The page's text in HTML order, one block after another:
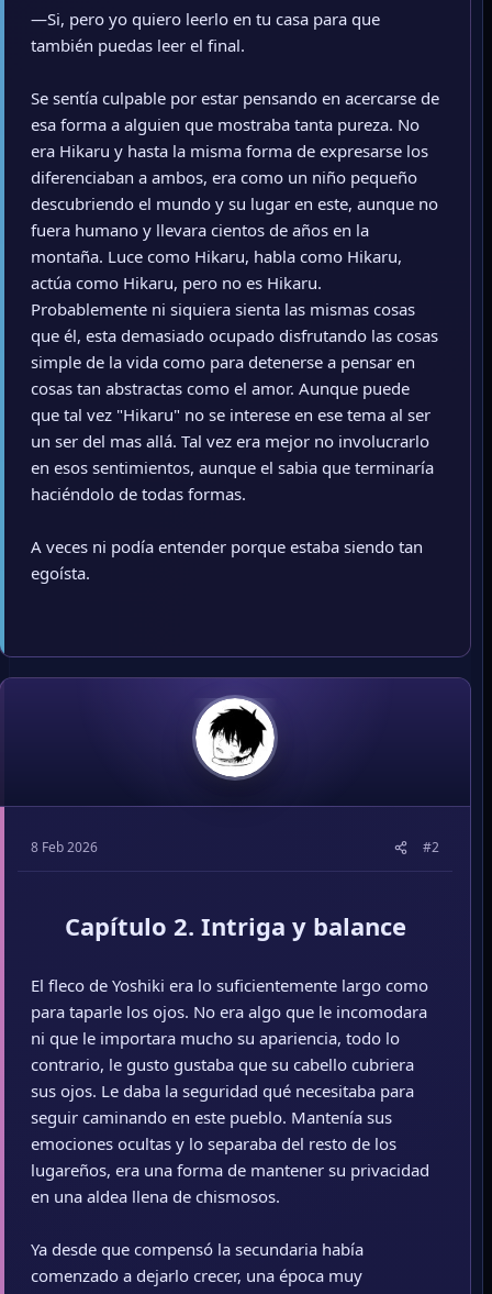
—Si, pero yo quiero leerlo en tu casa para que
también puedas leer el final.
Se sentía culpable por estar pensando en acercarse de
esa forma a alguien que mostraba tanta pureza. No
era Hikaru y hasta la misma forma de expresarse los
diferenciaban a ambos, era como un niño pequeño
descubriendo el mundo y su lugar en este, aunque no
fuera humano y llevara cientos de años en la
montaña. Luce como Hikaru, habla como Hikaru,
actúa como Hikaru, pero no es Hikaru.
Probablemente ni siquiera sienta las mismas cosas
que él, esta demasiado ocupado disfrutando las cosas
simple de la vida como para detenerse a pensar en
cosas tan abstractas como el amor. Aunque puede
que tal vez "Hikaru" no se interese en ese tema al ser
un ser del mas allá. Tal vez era mejor no involucrarlo
en esos sentimientos, aunque el sabia que terminaría
haciéndolo de todas formas.
A veces ni podía entender porque estaba siendo tan
egoísta.
8 Feb 2026 #2
Capítulo 2. Intriga y balance
El fleco de Yoshiki era lo suficientemente largo como
para taparle los ojos. No era algo que le incomodara
ni que le importara mucho su apariencia, todo lo
contrario, le gusto gustaba que su cabello cubriera
sus ojos. Le daba la seguridad qué necesitaba para
seguir caminando en este pueblo. Mantenía sus
emociones ocultas y lo separaba del resto de los
lugareños, era una forma de mantener su privacidad
en una aldea llena de chismosos.
Ya desde que compensó la secundaria había
comenzado a dejarlo crecer, una época muy